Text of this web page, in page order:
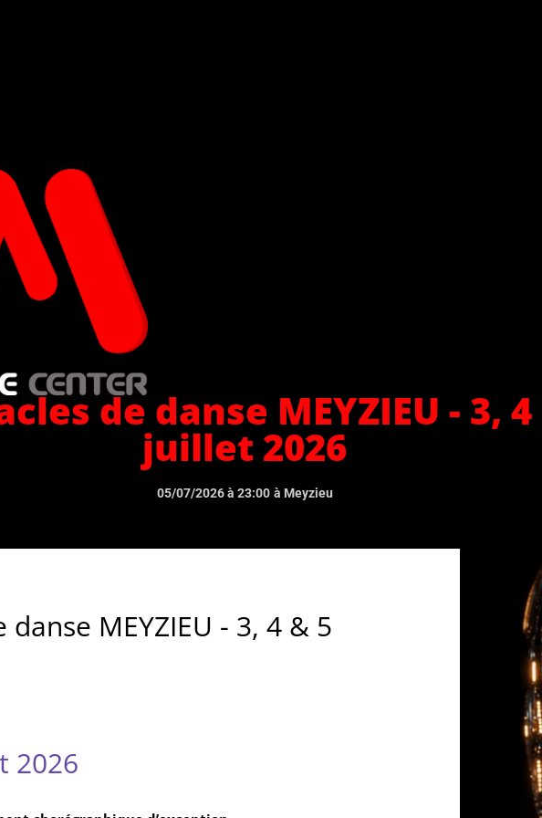
de danse MEYZIEU - 3, 4
juillet 2026
05/07/2026 à 23:00 à Meyzieu
danse MEYZIEU - 3, 4 & 5
2026